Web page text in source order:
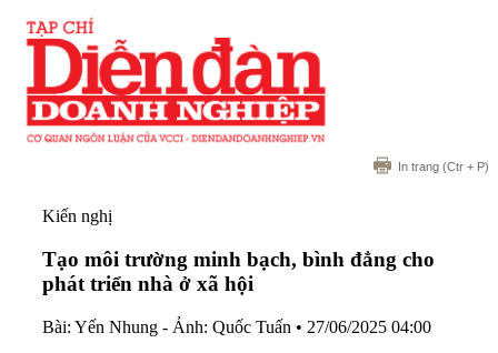
In trang (Ctr + P)
Kiến nghị
Tạo môi trường minh bạch, bình đẳng cho
phát triển nhà ở xã hội
Bài: Yến Nhung - Ảnh: Quốc Tuấn • 27/06/2025 04:00